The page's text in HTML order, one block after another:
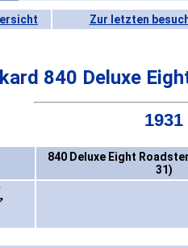
Zur letzten
840 Deluxe
1931
840 Deluxe Eight
31)